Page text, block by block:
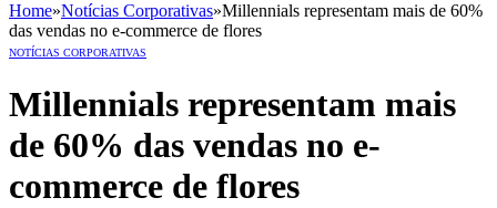
Home»Notícias Corporativas»Millennials representam mais de 60%
das vendas no e-commerce de flores
NOTÍCIAS CORPORATIVAS
Millennials representam mais
de 60% das vendas no e-
commerce de flores